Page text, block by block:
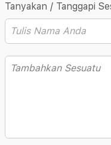
Tanyakan / Tanggapi